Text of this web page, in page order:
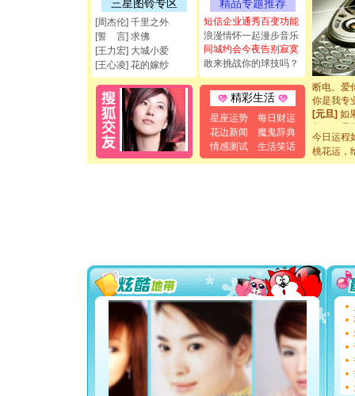
三星图铃专区
[周杰伦] 千里之外
[誓 言] 求佛
[王力宏] 大城小爱
[王心凌] 花的嫁纱
精品专题推荐
短信企业通秀百变功能
浪漫情怀一起漫步音乐
同城约会今夜告别寂寞
敢来挑战你的球技吗？
精彩生活
星座运势
每日财运
花边新闻
魔鬼辞典
情感测试
生活笑话
能正大光
都要快乐
[圣诞节]
如意,快
[元旦]看
断电。爱
你是我专
[元旦]如
起；二是
离。水晶
[元旦]当
[圣诞节]
你太多
要平安！
[圣诞节]
能正大
都要快乐
[圣诞节]
如意,快
[元旦]
看
断电。
今日运程
桃花运，